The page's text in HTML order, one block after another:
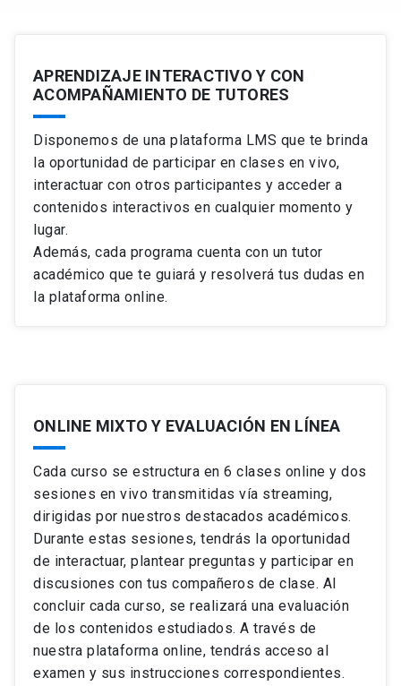
APRENDIZAJE INTERACTIVO Y CON
ACOMPAÑAMIENTO DE TUTORES
Disponemos de una plataforma LMS que te brinda
la oportunidad de participar en clases en vivo,
interactuar con otros participantes y acceder a
contenidos interactivos en cualquier momento y
lugar.
Además, cada programa cuenta con un tutor
académico que te guiará y resolverá tus dudas en
la plataforma online.
ONLINE MIXTO Y EVALUACIÓN EN LÍNEA
Cada curso se estructura en 6 clases online y dos
sesiones en vivo transmitidas vía streaming,
dirigidas por nuestros destacados académicos.
Durante estas sesiones, tendrás la oportunidad
de interactuar, plantear preguntas y participar en
discusiones con tus compañeros de clase. Al
concluir cada curso, se realizará una evaluación
de los contenidos estudiados. A través de
nuestra plataforma online, tendrás acceso al
examen y sus instrucciones correspondientes.